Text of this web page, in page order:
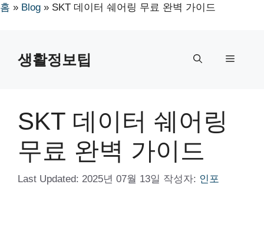
홈 » Blog » SKT 데이터 쉐어링 무료 완벽 가이드
생활정보팁 메
SKT 데이터 쉐어링
무료 완벽 가이드
Last Updated: 2025년 07월 13일 작성자: 인포